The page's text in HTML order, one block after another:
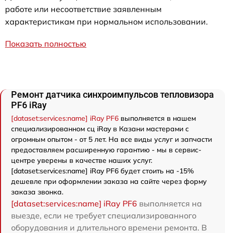
работе или несоответствие заявленным
характеристикам при нормальном использовании.
Показать полностью
Ремонт датчика синхроимпульсов тепловизора
PF6 iRay
[dataset:services:name] iRay PF6 выполняется в нашем
специализированном сц iRay в Казани мастерами с
огромным опытом - от 5 лет. На все виды услуг и запчасти
предоставляем расширенную гарантию - мы в сервис-
центре уверены в качестве наших услуг.
[dataset:services:name] iRay PF6 будет стоить на -15%
дешевле при оформлении заказа на сайте через форму
заказа звонка.
[dataset:services:name] iRay PF6 выполняется на
выезде, если не требует специализированного
оборудования и длительного времени ремонта. В